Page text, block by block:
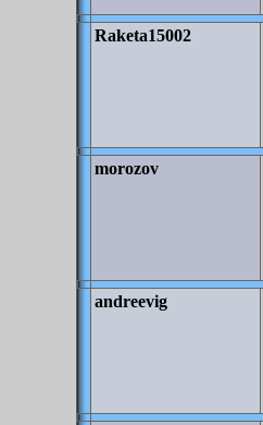
Raketa15002
morozov
andreevig